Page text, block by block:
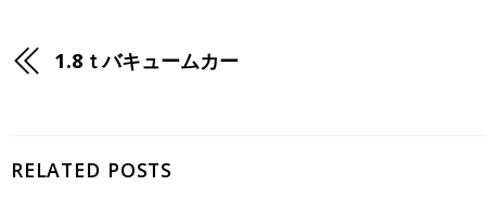
1.8ｔバキュームカー
RELATED POSTS